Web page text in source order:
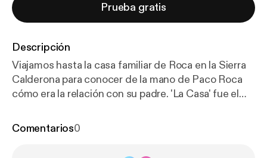
Prueba gratis
Descripción
Viajamos hasta la casa familiar de Roca en la Sierra
Calderona para conocer de la mano de Paco Roca
cómo era la relación con su padre. 'La Casa' fue el
memoria familiar. Publicado en 2015, es una de las
Comentarios0